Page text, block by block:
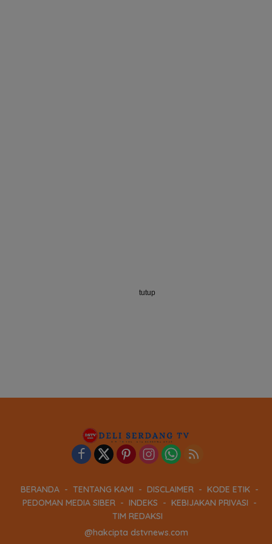
BERANDA TENTANG KAMI DISCLAIMER
KODE ETIK
PEDOMAN MEDIA SIBER
INDEKS
KEBIJAKAN PRIVASI
TIM REDAKSI
@hakcipta dstvnews.com
tutup